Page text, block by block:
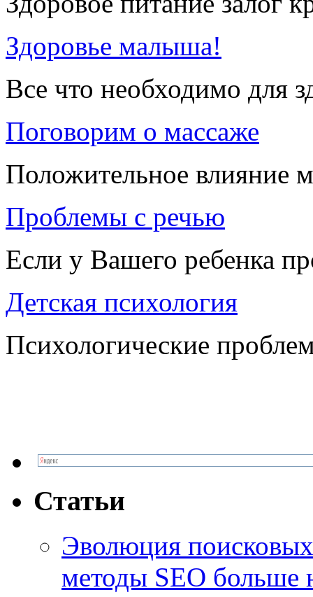
Здоровье малыша!
Все что необходимо для
Поговорим о массаже
Положительное влияние
Проблемы с речью
Если у Вашего ребенка
Детская психология
Психологические
Статьи
Эволюция
методы SEO больше